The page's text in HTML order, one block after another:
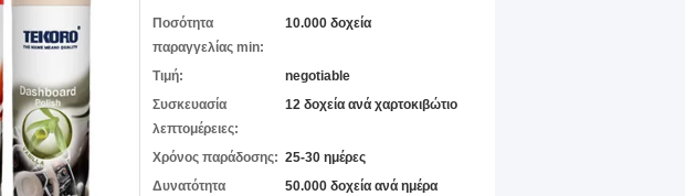
Ποσότητα
παραγγελίας min:
10.000 δοχεία
Τιμή:
negotiable
Συσκευασία
λεπτομέρειες:
12 δοχεία ανά χαρτοκιβώτιο
Χρόνος παράδοσης: 25-30 ημέρες
Δυνατότητα
50.000 δοχεία ανά ημέρα